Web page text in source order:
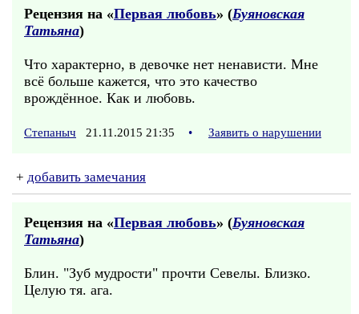
Рецензия на «Первая любовь» (Буяновская
Татьяна)
Что характерно, в девочке нет ненависти. Мне
всё больше кажется, что это качество
врождённое. Как и любовь.
Степаныч 21.11.2015 21:35 • Заявить о нарушении
+ добавить замечания
Рецензия на «Первая любовь» (Буяновская
Татьяна)
Блин. "Зуб мудрости" прочти Севелы. Близко.
Целую тя. ага.